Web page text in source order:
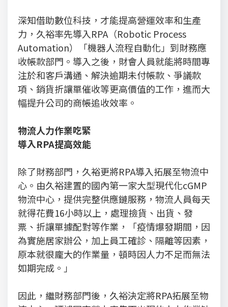
深知借助數位科技，才能提高營運效率和生產
力，久裕率先導入RPA（Robotic Process
Automation）「機器人流程自動化」到財務應
收帳款部門。導入之後，財會人員就能將時間專
注於和客戶溝通、解決逾期未付帳款、爭議款
項、銷貨折讓單催收等更高價值的工作，進而大
幅提升公司的商帳追收效率。
物流人力作業吃緊
導入RPA提高效能
除了財務部門，久裕更將RPA導入拓展至物流中
心。由久裕建置的國內第一家大型現代化cGMP
物流中心，提供完整供應鏈服務，物流人員每天
就得花費16小時以上，處理撿貨、出貨、發
票、折讓單據配對等作業，「疫情爆發期間，因
為實施居家辦公，加上員工確診、隔離等因素，
原本就很龐大的作業量，頓時因人力不足而無法
如期完成。」
因此，繼財務部門後，久裕決定將RPA拓展至物